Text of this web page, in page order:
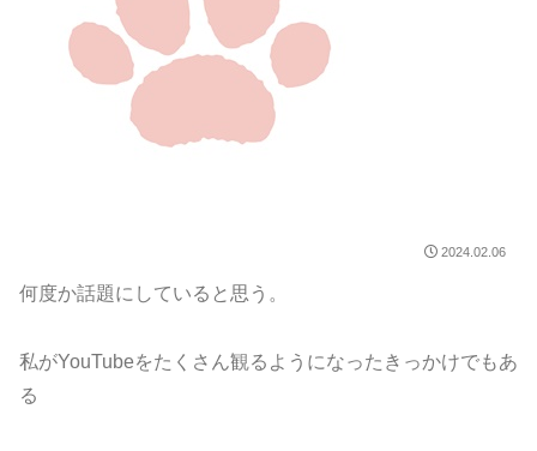
2024.02.06
何度か話題にしていると思う。
私がYouTubeをたくさん観るようになったきっかけでもあ
る